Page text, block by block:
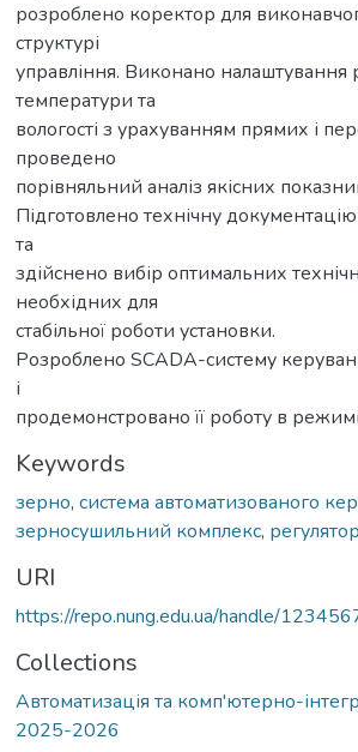
розроблено коректор для
структурі
управління. Виконано налаштування
температури та
вологості з урахуванням прямих і
проведено
порівняльний аналіз якісних
Підготовлено технічну
та
здійснено вибір оптимальних
необхідних для
стабільної роботи установки.
Розроблено SCADA-систему
і
продемонстровано її роботу в
Keywords
зерно, система автоматизованого
зерносушильний комплекс, регулятор
URI
https://repo.nung.edu.ua/handle/
Collections
Автоматизація та комп'ютерно-
2025-2026